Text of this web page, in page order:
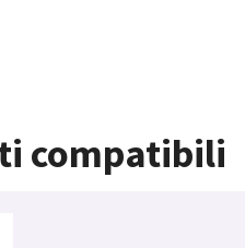
compatibili